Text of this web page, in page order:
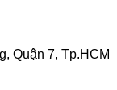
Quận 7, Tp.HCM